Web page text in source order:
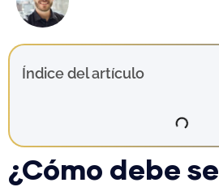
Índice del artículo
¿Cómo debe